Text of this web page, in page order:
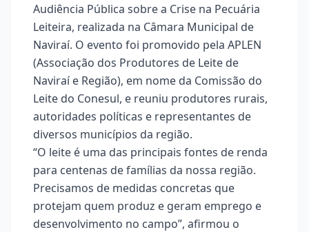
Audiência Pública sobre a Crise na Pecuária
Leiteira, realizada na Câmara Municipal de
Naviraí. O evento foi promovido pela APLEN
(Associação dos Produtores de Leite de
Naviraí e Região), em nome da Comissão do
Leite do Conesul, e reuniu produtores rurais,
autoridades políticas e representantes de
diversos municípios da região.
“O leite é uma das principais fontes de renda
para centenas de famílias da nossa região.
Precisamos de medidas concretas que
protejam quem produz e geram emprego e
desenvolvimento no campo”, afirmou o